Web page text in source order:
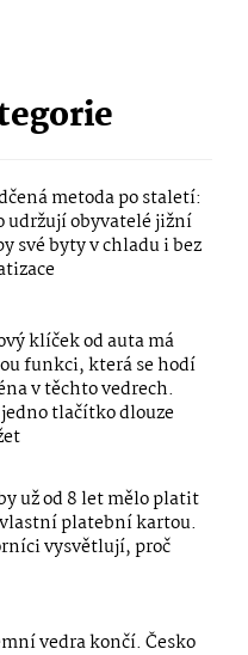
metoda po staletí:
udržují obyvatelé jižní
své byty v chladu i bez
klíček od auta má
funkci, která se hodí
v těchto vedrech.
tlačítko dlouze
už od 8 let mělo platit
platební kartou.
vysvětlují, proč
vedra končí. Česko